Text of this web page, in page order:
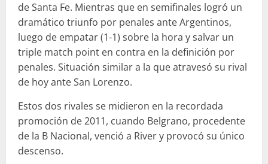
de Santa Fe. Mientras que en semifinales logró un
dramático triunfo por penales ante Argentinos,
luego de empatar (1-1) sobre la hora y salvar un
triple match point en contra en la definición por
penales. Situación similar a la que atravesó su rival
de hoy ante San Lorenzo.
Estos dos rivales se midieron en la recordada
promoción de 2011, cuando Belgrano, procedente
de la B Nacional, venció a River y provocó su único
descenso.